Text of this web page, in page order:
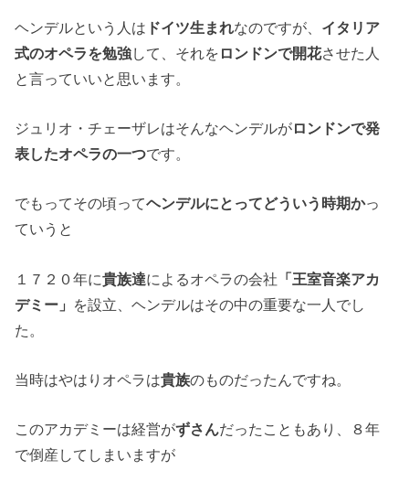
ヘンデルという人は ドイツ生まれなのですが、 イタリア
式のオペラを勉強して、それを ロンドンで開花させた人
と言っていいと思います。
ジュリオ・チェーザレはそんなヘンデルがロンドンで発
表したオペラの一つです。
でもってその頃ってヘンデルにとってどういう時期かっ
ていうと
１７２０年に貴族達によるオペラの会社 「王室音楽アカ
デミー」 を設立、ヘンデルはその中の重要な一人でし
た。
当時はやはりオペラは貴族のものだったんですね。
このアカデミーは経営がずさんだったこともあり、８年
で倒産してしまいますが